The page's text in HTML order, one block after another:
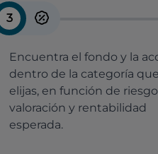
3
Encuentra el fondo y la
dentro de la categoría
elijas, en función de
valoración y rentabilidad
esperada.